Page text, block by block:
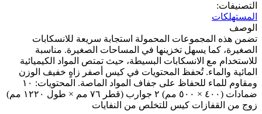
التصنيفات:
المستهلكات
الوصف
تضمن هذه المجموعات المحمولة استجابة سريعة للانسكابات
الصغيرة، كما يسهل تخزينها في المساحات الصغيرة. مناسبة
للاستخدام مع الانسكابات البسيطة، حيث تمتص المواد الكيميائية
المائية والماء. تُحفظ المحتويات في كيس أصفر زاهٍ خفيف الوزن
ومقاوم للماء للحفاظ على جفاف المواد الماصة. المحتويات: ١٠
ضمادات (٤٠٠ × ٥٠٠ مم) ٢ جوارب (قطر ٧٦ مم × طول ١٢٢٠ مم)
زوج من القفازات كيس للتخلص من النفايات